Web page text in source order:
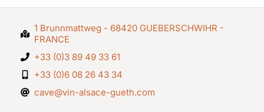
1 Brunnmattweg - 68420 GUEBERSCHWIHR -
FRANCE
+33 (0)3 89 49 33 61
+33 (0)6 08 26 43 34
cave@vin-alsace-gueth.com